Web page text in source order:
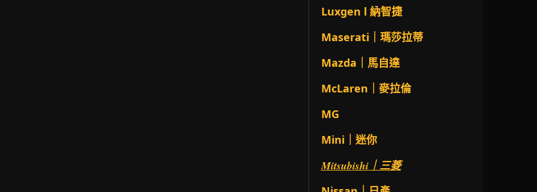
Luxgen l 納智捷
Maserati｜瑪莎拉蒂
Mazda｜馬自達
McLaren｜麥拉倫
MG
Mini｜迷你
Mitsubishi｜三菱